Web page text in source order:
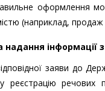
оформлення
(наприклад,
інформації
заяви до
реєстрацію